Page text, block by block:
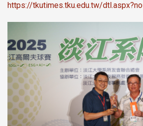
https://tkutimes.tku.edu.tw/